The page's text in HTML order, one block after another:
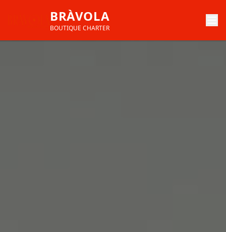
BRÀVOLA
BOUTIQUE CHARTER